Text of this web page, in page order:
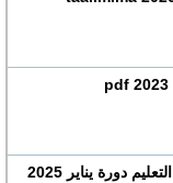
نماذج الإمتحان الكتابي مباراة التعليم دورة يناير 2025